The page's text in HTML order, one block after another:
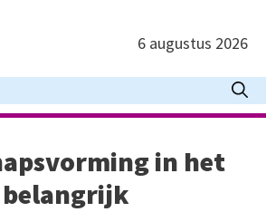
6 augustus 2026
in het